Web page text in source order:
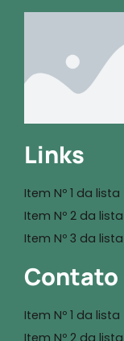
Links
Item Nº 1 da lista
Item Nº 2 da lista
Item Nº 3 da lista
Contato
Item Nº 1 da lista